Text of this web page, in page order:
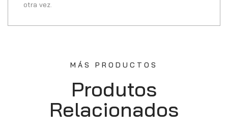
otra vez.
MÁS PRODUCTOS
Produtos
Relacionados